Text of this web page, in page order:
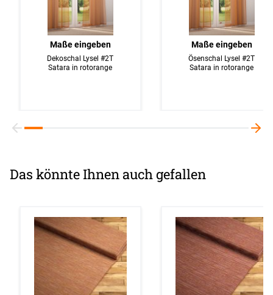
Maße eingeben
Dekoschal Lysel #2T
Satara in rotorange
Maße eingeben
Ösenschal Lysel #2T
Satara in rotorange
Das könnte Ihnen auch gefallen